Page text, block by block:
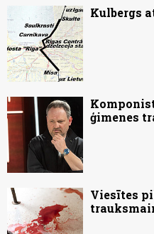
Kulbergs
ģimenes
Viesītes